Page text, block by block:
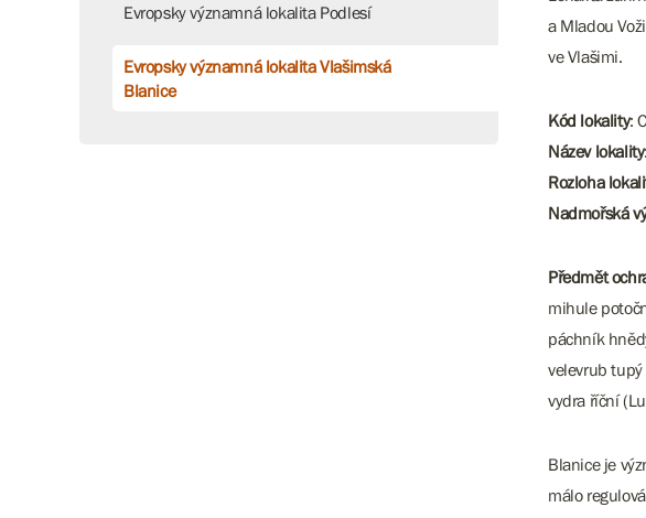
Evropsky významná lokalita Podlesí
Evropsky významná lokalita Vlašimská
Blanice
a Mladou
ve Vlašimi.
Kód lokality:
Název lokality
Rozloha
Nadmořská
Předmět
mihule
páchník
velevrub tupý
vydra říční
Blanice je
málo